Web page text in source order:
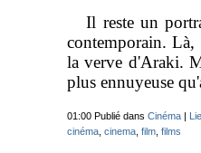
Il reste un
contemporain. Là,
la verve d'Araki.
plus ennuyeuse
01:00 Publié dans Cinéma|
cinéma, cinema, film, films